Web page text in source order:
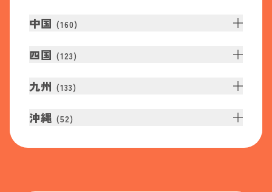
中国 (160)
四国 (123)
九州 (133)
沖縄 (52)